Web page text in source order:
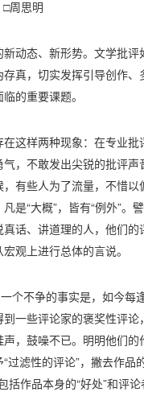
□周思明
动态、新形势。文学批评
真，切实发挥引导创作、
的重要课题。
这样两种现象：在专业批
，不敢发出尖锐的批评声
有些人为了流量，不惜以
是“大概”，皆有“例外”。
话、讲道理的人，他们的
观上进行总体的言说。
个不争的事实是，如今每
一些评论家的褒奖性评论
，鼓噪不已。明明他们的
滤性的评论”，撇去作品
括作品本身的“好处”和评